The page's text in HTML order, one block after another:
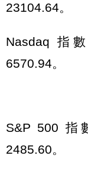
23104.64。
Nasdaq 指
6570.94。
S&P 500 指
2485.60。